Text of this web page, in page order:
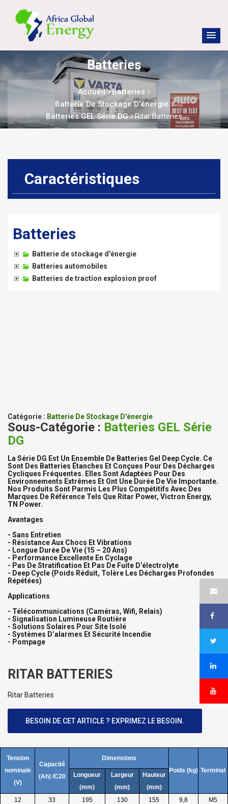
Batteries
Accueil
Batteries
Batterie De Stockage D'énergie
Batteries GEL Série DG
Ritar Batteries
Caractéristiques
Batteries
Batterie de stockage d'énergie
Batteries automobiles
Batteries de traction explosion proof
Catégorie : Batterie De Stockage D'énergie
Sous-Catégorie : Batteries GEL Série
DG
La Série DG Est Un Ensemble De Batteries Gel Deep Cycle. Ce
Sont Des Batteries Étanches Et Conçues Pour Des Décharges
Cycliques Fréquentes. Elles Sont Adaptées Pour Des
Environnements Extrêmes Et Ont Une Durée De Vie Importante.
Nos Produits Sont Parmis Les Plus Compétitifs Avec Des
Marques De Référence Tels Que Ritar Power, Victron Energy,
TN Power.
Avantages
- Sans Entretien
- Résistance Aux Chocs Et Vibrations
- Longue Durée De Vie (15 – 20 Ans)
- Performance Excellente En Cyclage
- Pas De Stratification Et Pas De Fuite D’électrolyte
- Deep Cycle (poids Réduit, Tolère Les Décharges Profondes
Répétées)
Applications
- Télécommunications (caméras, Wifi, Relais)
- Signalisation Lumineuse Routière
- Solutions Solaires Pour Site Isolé
- Systèmes D’alarmes Et Sécurité Incendie
- Pompage
RITAR BATTERIES
Ritar Batteries
BESOIN DE CET ARTICLE ? EXPRIMEZ LE BESOIN.
Tension
nominale
(V)
Capacité
(Ah) /C20
Dimensions
Poids (kg) Terminal
Longueur
(mm)
Largeur
(mm)
Hauteur
(mm)
12
33 195 130 155 9,8
M5